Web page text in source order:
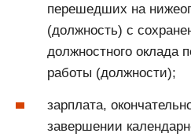
перешедших на
(должность) с
должностного оклада
работы (должности);
зарплата,
завершении